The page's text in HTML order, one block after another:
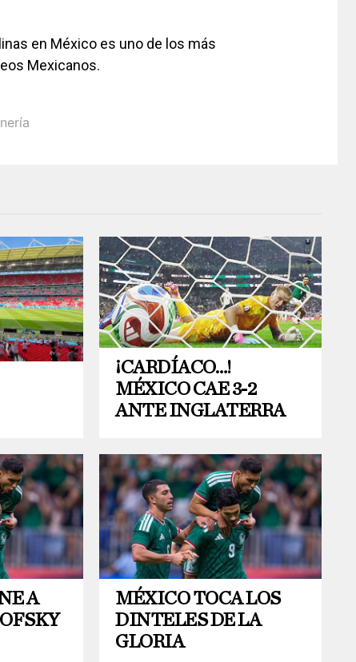
en México es uno de los más
Mexicanos.
¡CARDÍACO…!
MÉXICO CAE 3-2
ANTE INGLATERRA
A
MÉXICO TOCA LOS
DINTELES DE LA
GLORIA